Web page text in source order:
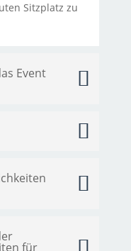
Sitzplatz zu
Event
für